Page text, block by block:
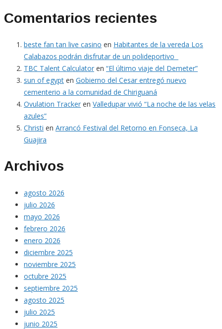
Comentarios recientes
beste fan tan live casino en Habitantes de la vereda Los
Calabazos podrán disfrutar de un polideportivo
TBC Talent Calculator en “El último viaje del Demeter”
sun of egypt en Gobierno del Cesar entregó nuevo
cementerio a la comunidad de Chiriguaná
Ovulation Tracker en Valledupar vivió “La noche de las velas
azules”
Christi en Arrancó Festival del Retorno en Fonseca, La
Guajira
Archivos
agosto 2026
julio 2026
mayo 2026
febrero 2026
enero 2026
diciembre 2025
noviembre 2025
octubre 2025
septiembre 2025
agosto 2025
julio 2025
junio 2025